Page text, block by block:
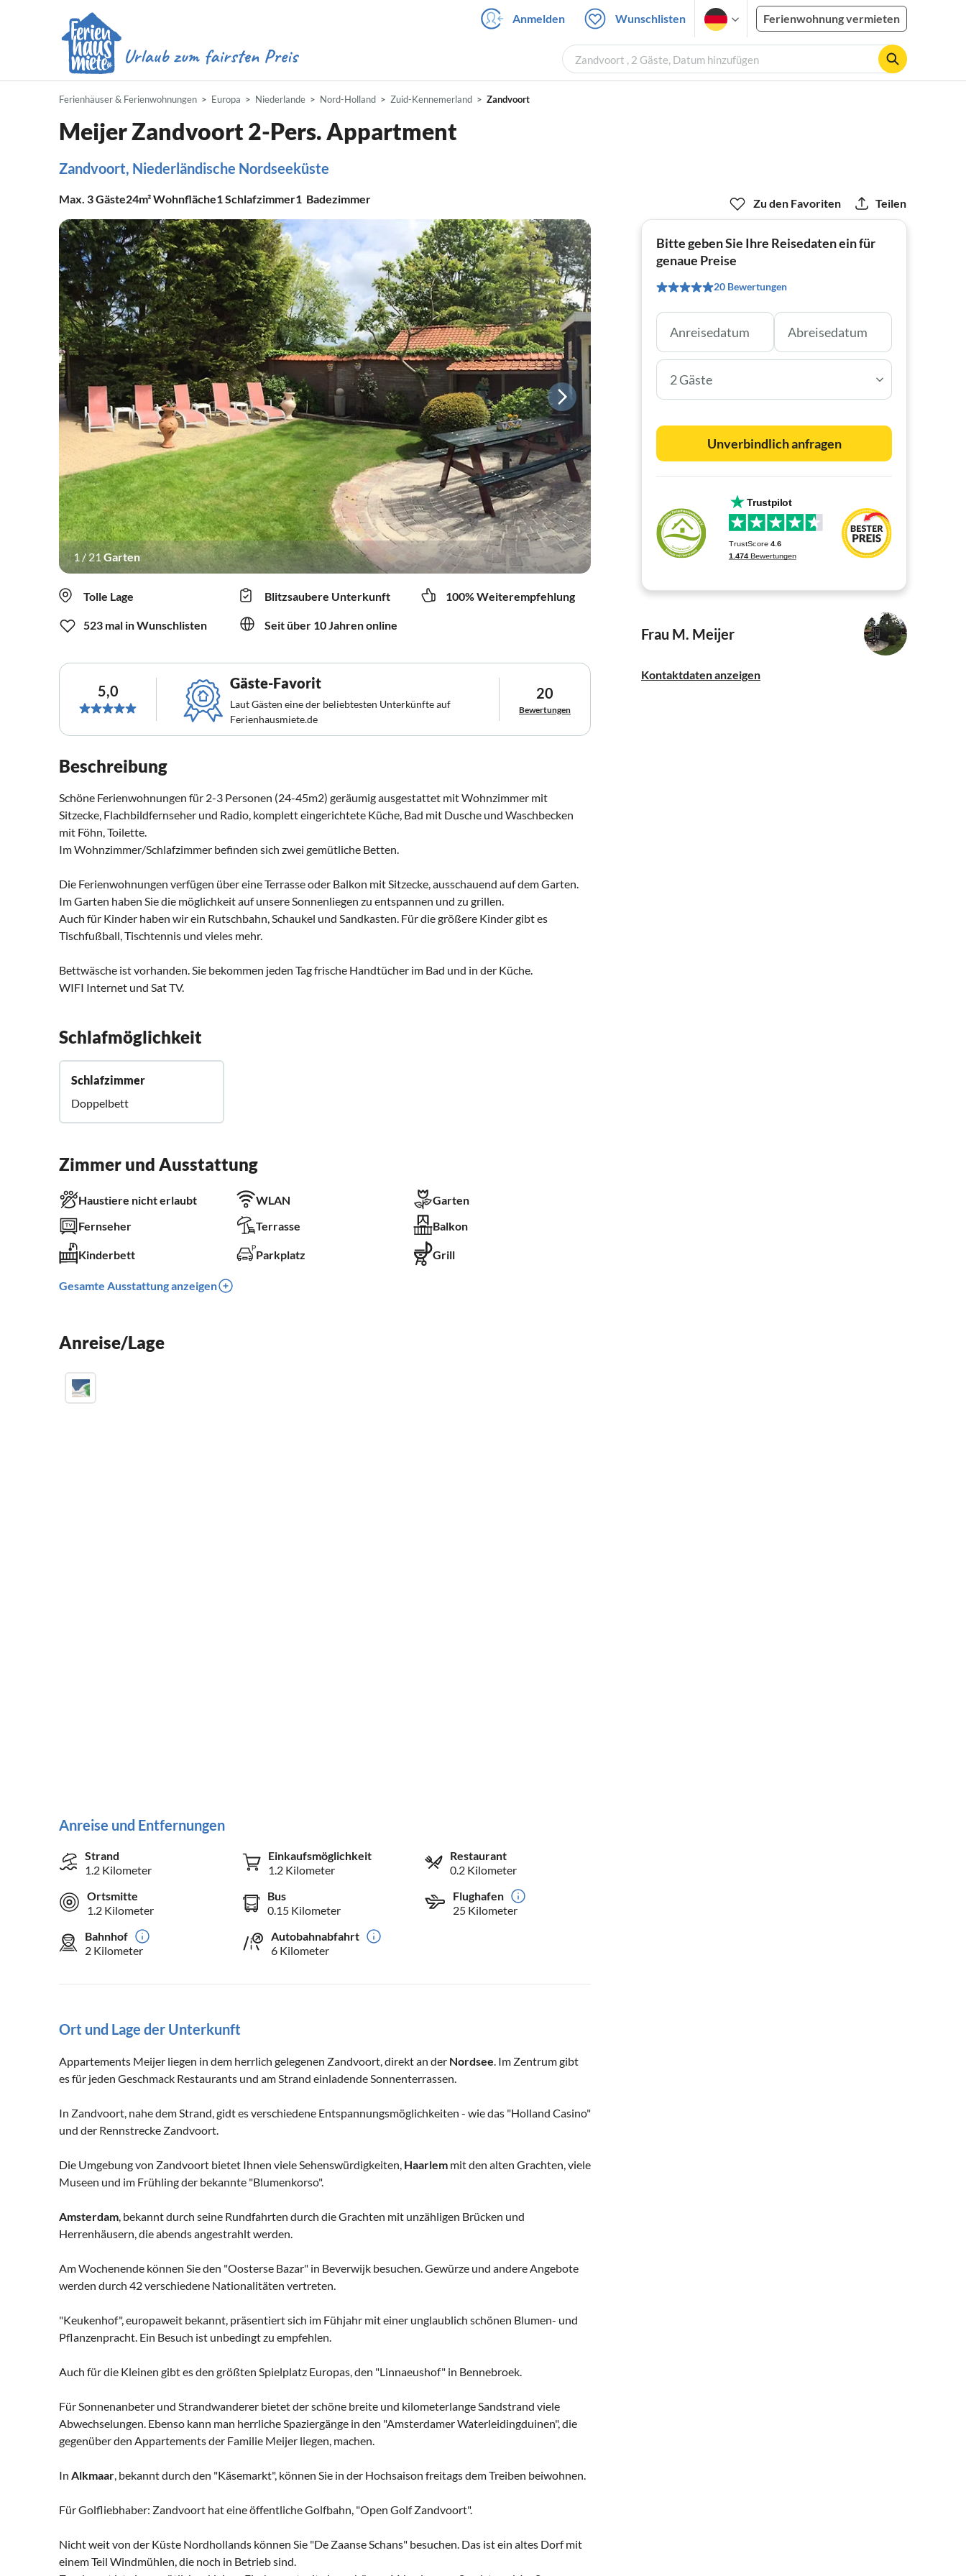
Anmelden Wunschlisten Ferienwohnung vermieten
Zandvoort , 2 Gäste, Datum hinzufügen
Ferienhäuser & Ferienwohnungen Europa Niederlande Nord-Holland Zuid-Kennemerland Zandvoort
Meijer Zandvoort 2-Pers. Appartment
Zandvoort, Niederländische Nordseeküste
Max. 3Gäste24m²Wohnfläche1Schlafzimmer1 Badezimmer
1/ 21Garten
Tolle Lage Blitzsaubere Unterkunft 100% Weiterempfehlung
523 mal in Wunschlisten Seit über 10 Jahren online
5,0 Gäste-Favorit
Laut Gästen eine der beliebtesten Unterkünfte auf
Ferienhausmiete.de
20
Bewertungen
Beschreibung
Schöne Ferienwohnungen für 2-3 Personen (24-45m2) geräumig ausgestattet mit Wohnzimmer mit
Sitzecke, Flachbildfernseher und Radio, komplett eingerichtete Küche, Bad mit Dusche und Waschbecken
mit Föhn, Toilette.
Im Wohnzimmer/Schlafzimmer befinden sich zwei gemütliche Betten.
Die Ferienwohnungen verfügen über eine Terrasse oder Balkon mit Sitzecke, ausschauend auf dem Garten.
Im Garten haben Sie die möglichkeit auf unsere Sonnenliegen zu entspannen und zu grillen.
Auch für Kinder haben wir ein Rutschbahn, Schaukel und Sandkasten. Für die größere Kinder gibt es
Tischfußball, Tischtennis und vieles mehr.
Bettwäsche ist vorhanden. Sie bekommen jeden Tag frische Handtücher im Bad und in der Küche.
WIFI Internet und Sat TV.
Schlafmöglichkeit
Schlafzimmer
Doppelbett
Zimmer und Ausstattung
Haustiere nicht erlaubt WLAN
Garten
Fernseher
Terrasse Balkon
Kinderbett Parkplatz Grill
Gesamte Ausstattung anzeigen
Anreise/Lage
Anreise und Entfernungen
Strand
1.2 Kilometer
Einkaufsmöglichkeit
1.2 Kilometer
Restaurant
0.2 Kilometer
Ortsmitte
1.2 Kilometer
Bus
0.15 Kilometer
Flughafen
25 Kilometer
Bahnhof
2 Kilometer
Autobahnabfahrt
6 Kilometer
Ort und Lage der Unterkunft
Appartements Meijer liegen in dem herrlich gelegenen Zandvoort, direkt an der Nordsee. Im Zentrum gibt
es für jeden Geschmack Restaurants und am Strand einladende Sonnenterrassen.
In Zandvoort, nahe dem Strand, gidt es verschiedene Entspannungsmöglichkeiten - wie das "Holland Casino"
und der Rennstrecke Zandvoort.
Die Umgebung von Zandvoort bietet Ihnen viele Sehenswürdigkeiten, Haarlem mit den alten Grachten, viele
Museen und im Frühling der bekannte "Blumenkorso".
Amsterdam, bekannt durch seine Rundfahrten durch die Grachten mit unzähligen Brücken und
Herrenhäusern, die abends angestrahlt werden.
Am Wochenende können Sie den "Oosterse Bazar" in Beverwijk besuchen. Gewürze und andere Angebote
werden durch 42 verschiedene Nationalitäten vertreten.
"Keukenhof", europaweit bekannt, präsentiert sich im Fühjahr mit einer unglaublich schönen Blumen- und
Pflanzenpracht. Ein Besuch ist unbedingt zu empfehlen.
Auch für die Kleinen gibt es den größten Spielplatz Europas, den "Linnaeushof" in Bennebroek.
Für Sonnenanbeter und Strandwanderer bietet der schöne breite und kilometerlange Sandstrand viele
Abwechselungen. Ebenso kann man herrliche Spaziergänge in den "Amsterdamer Waterleidingduinen", die
gegenüber den Appartements der Familie Meijer liegen, machen.
In Alkmaar, bekannt durch den "Käsemarkt", können Sie in der Hochsaison freitags dem Treiben beiwohnen.
Für Golfliebhaber: Zandvoort hat eine öffentliche Golfbahn, "Open Golf Zandvoort".
Nicht weit von der Küste Nordhollands können Sie "De Zaanse Schans" besuchen. Das ist ein altes Dorf mit
einem Teil Windmühlen, die noch in Betrieb sind.
Zu den Favoriten Teilen
Bitte geben Sie Ihre Reisedaten ein für
genaue Preise
20 Bewertungen
2 Gäste
Unverbindlich anfragen
Frau M. Meijer
Kontaktdaten anzeigen